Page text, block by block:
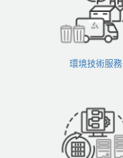
環境技術服務